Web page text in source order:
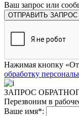
Ваш запрос или
ОТПРАВИТЬ ЗАПРОС
Нажимая кнопку
обработку
ЗАПРОС
Перезвоним в
Ваше имя*: